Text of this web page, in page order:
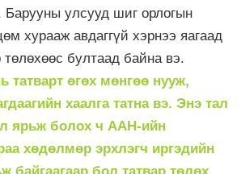
улсууд шиг орлогын
хурааж авдаггүй хэрнээ яагаад
бултаад байна вэ.
татварт өгөх мөнгөө нууж,
хаалга татна вэ. Энэ тал
ярьж болох ч ААН-ийн
хөдөлмөр эрхлэгч иргэдийн